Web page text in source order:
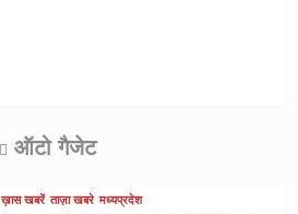
ऑटो गैजेट
ख़ास खबरें ताज़ा खबरे मध्यप्रदेश